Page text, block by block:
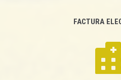
FACTURA